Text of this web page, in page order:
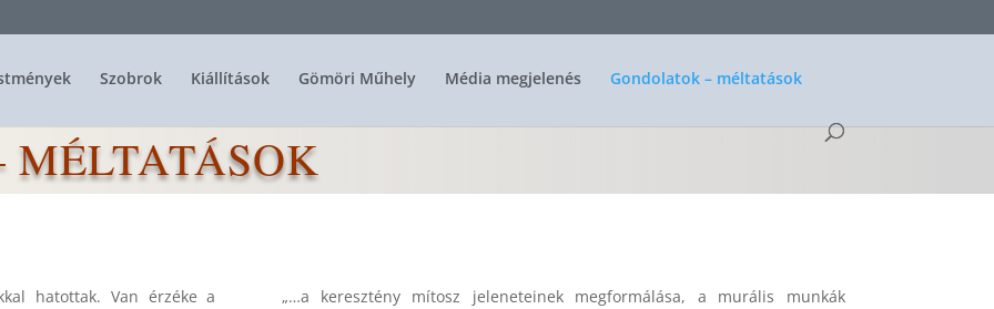
Szobrok Kiállítások Gömöri Műhely Média megjelenés Gondolatok – méltatások
hatottak. Van érzéke a
„…a keresztény mítosz jeleneteinek megformálása, a murális munkák